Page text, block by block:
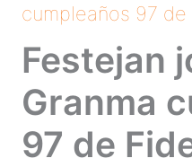
cumpleaños 97 de
Festejan
Granma
97 de